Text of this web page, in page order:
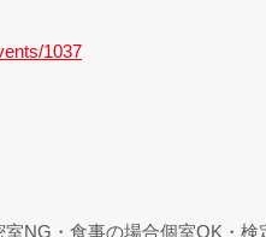
1037
室NG・食事の場合個室OK・